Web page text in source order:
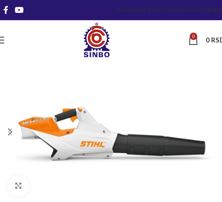
O NAMASERVISKORISNIČKA PODRŠKA
0 0